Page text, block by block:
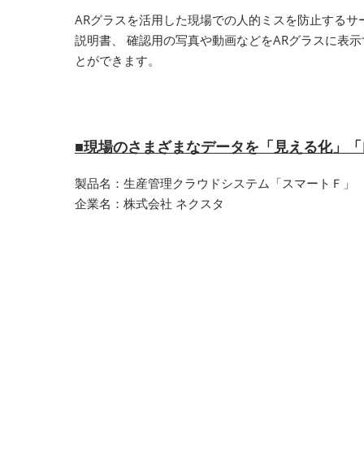
ARグラスを活用した現場での人的ミスを防止する
説明書、 確認用の写真や動画などをARグラスに表
とができます。
■現場のさまざまなデータを「見える化」
製品名：生産管理クラウドシステム「スマートＦ」
企業名：株式会社 ネクスタ